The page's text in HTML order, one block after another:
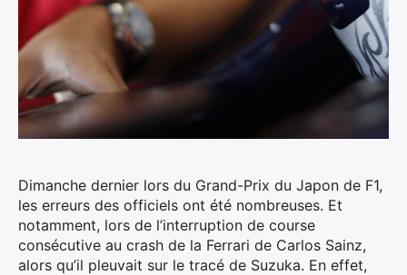
Dimanche dernier lors du Grand-Prix du Japon de F1,
les erreurs des officiels ont été nombreuses. Et
notamment, lors de l’interruption de course
consécutive au crash de la Ferrari de Carlos Sainz,
alors qu’il pleuvait sur le tracé de Suzuka. En effet,